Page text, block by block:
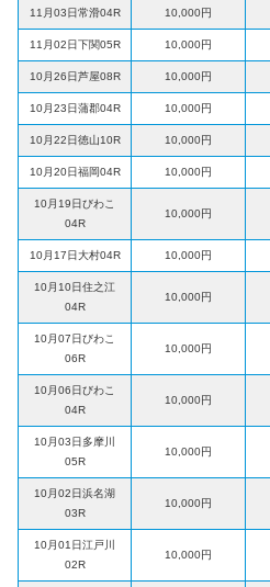
11月03日常滑04R 10,000円
11月02日下関05R 10,000円
10月26日芦屋08R 10,000円
10月23日蒲郡04R 10,000円
10月22日徳山10R 10,000円
10月20日福岡04R 10,000円
10月19日びわこ
04R
10,000円
10月17日大村04R 10,000円
10月10日住之江
04R
10,000円
10月07日びわこ
06R
10,000円
10月06日びわこ
04R
10,000円
10月03日多摩川
05R
10,000円
10月02日浜名湖
03R
10,000円
10月01日江戸川
02R
10,000円